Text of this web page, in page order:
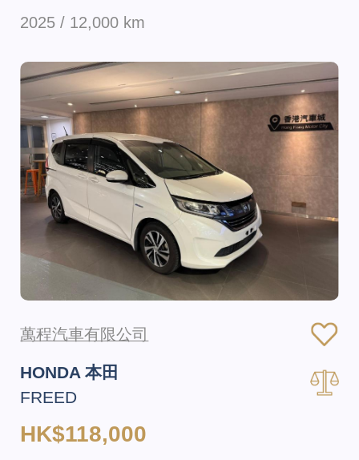
2025 / 12,000 km
萬程汽車有限公司
HONDA 本田
FREED
HK$118,000